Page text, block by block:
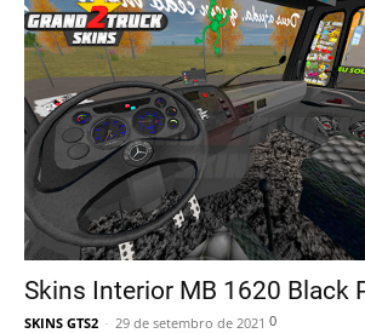
Skins Interior MB 1620 Black
SKINS GTS2 - 29 de setembro de 2021 0